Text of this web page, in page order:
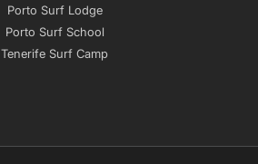
Porto Surf Lodge
Porto Surf School
Tenerife Surf Camp